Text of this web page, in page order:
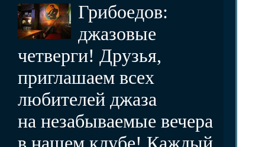
Грибоедов:
джазовые
четверги! Друзья,
приглашаем всех
любителей джаза
на незабываемые вечера
в нашем клубе! Каждый